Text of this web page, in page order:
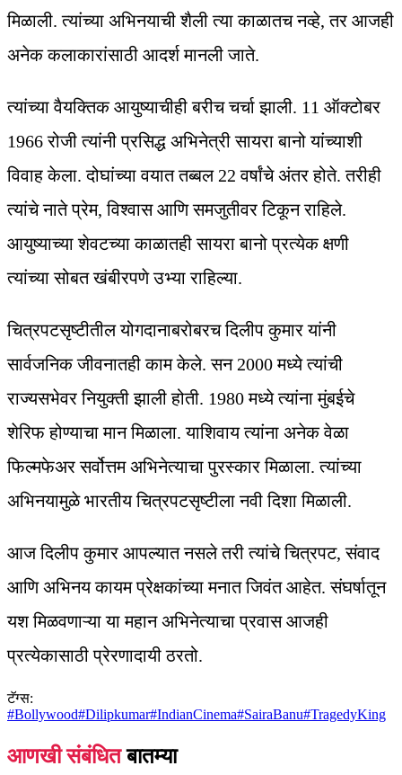
मिळाली. त्यांच्या अभिनयाची शैली त्या काळातच नव्हे, तर आजही
अनेक कलाकारांसाठी आदर्श मानली जाते.
त्यांच्या वैयक्तिक आयुष्याचीही बरीच चर्चा झाली. 11 ऑक्टोबर
1966 रोजी त्यांनी प्रसिद्ध अभिनेत्री सायरा बानो यांच्याशी
विवाह केला. दोघांच्या वयात तब्बल 22 वर्षांचे अंतर होते. तरीही
त्यांचे नाते प्रेम, विश्वास आणि समजुतीवर टिकून राहिले.
आयुष्याच्या शेवटच्या काळातही सायरा बानो प्रत्येक क्षणी
त्यांच्या सोबत खंबीरपणे उभ्या राहिल्या.
चित्रपटसृष्टीतील योगदानाबरोबरच दिलीप कुमार यांनी
सार्वजनिक जीवनातही काम केले. सन 2000 मध्ये त्यांची
राज्यसभेवर नियुक्ती झाली होती. 1980 मध्ये त्यांना मुंबईचे
शेरिफ होण्याचा मान मिळाला. याशिवाय त्यांना अनेक वेळा
फिल्मफेअर सर्वोत्तम अभिनेत्याचा पुरस्कार मिळाला. त्यांच्या
अभिनयामुळे भारतीय चित्रपटसृष्टीला नवी दिशा मिळाली.
आज दिलीप कुमार आपल्यात नसले तरी त्यांचे चित्रपट, संवाद
आणि अभिनय कायम प्रेक्षकांच्या मनात जिवंत आहेत. संघर्षातून
यश मिळवणाऱ्या या महान अभिनेत्याचा प्रवास आजही
प्रत्येकासाठी प्रेरणादायी ठरतो.
टॅग्स:
#Bollywood#Dilipkumar#IndianCinema#SairaBanu#TragedyKing
आणखी संबंधित बातम्या